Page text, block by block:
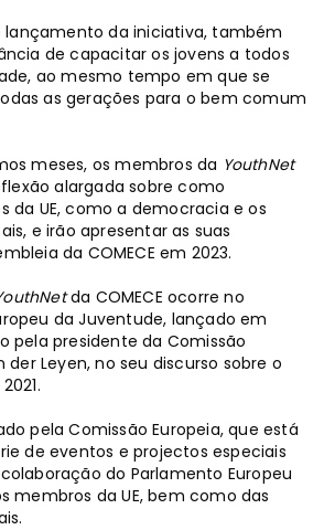
lançamento da iniciativa, também
de capacitar os jovens a todos
ao mesmo tempo em que se
as gerações para o bem comum
meses, os membros da YouthNet
alargada sobre como
da UE, como a democracia e os
e irão apresentar as suas
da COMECE em 2023.
da COMECE ocorre no
da Juventude, lançado em
pela presidente da Comissão
der Leyen, no seu discurso sobre o
pela Comissão Europeia, que está
de eventos e projectos especiais
do Parlamento Europeu
membros da UE, bem como das